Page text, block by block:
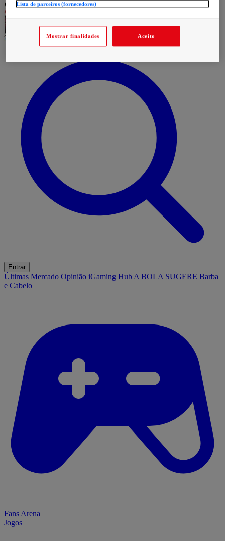
Entrar
Últimas Mercado Opinião iGaming Hub A BOLA SUGERE Barba
e Cabelo
Fans Arena
Jogos
Lista de parceiros (fornecedores)
Mostrar finalidades Aceito